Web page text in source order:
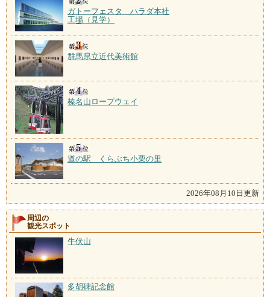
ガトーフェスタ ハラダ本社
工場（見学）
群馬県立近代美術館
榛名山ロープウェイ
道の駅 くらぶち小栗の里
2026年08月10日更新
周辺の
観光スポット
牛伏山
多胡碑記念館